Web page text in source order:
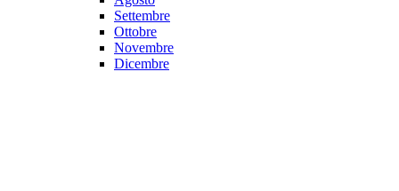
Settembre
Ottobre
Novembre
Dicembre